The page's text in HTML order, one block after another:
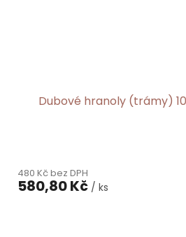
Dubové hranoly (trámy)
480 Kč bez DPH
580,80 Kč / ks